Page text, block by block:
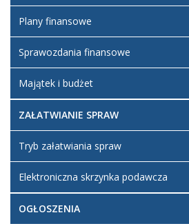
Plany finansowe
Sprawozdania finansowe
Majątek i budżet
ZAŁATWIANIE SPRAW
Tryb załatwiania spraw
Elektroniczna skrzynka podawcza
OGŁOSZENIA